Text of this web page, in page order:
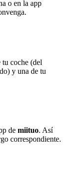
o en la app
tu coche (del
y una de tu
de miituo. Así
correspondiente.